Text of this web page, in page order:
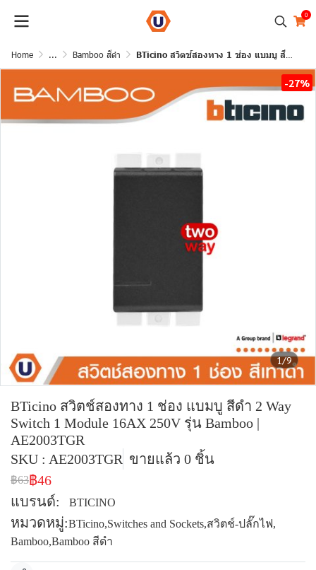
0
Home ... Bamboo สีดำ BTicino สวิตช์สองทาง 1 ช่อง แบมบู สีดำ 2 Way Switch 1 Module 16AX 250V รุ่น Bamboo | AE2003TGR
1/9
-27%
BTicino สวิตช์สองทาง 1 ช่อง แบมบู สีดำ 2 Way
Switch 1 Module 16AX 250V รุ่น Bamboo |
AE2003TGR
SKU : AE2003TGR ขายแล้ว 0 ชิ้น
฿63฿46
แบรนด์:
BTICINO
หมวดหมู่:BTicino,Switches and Sockets,สวิตช์-ปลั๊กไฟ,
Bamboo,Bamboo สีดำ